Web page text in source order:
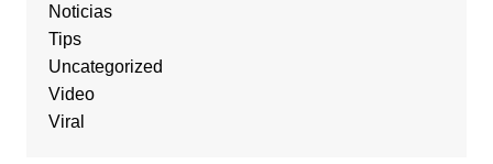
Noticias
Tips
Uncategorized
Video
Viral